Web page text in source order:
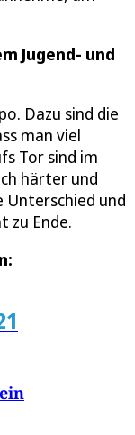
Jugend- und
Dazu sind die
man viel
Tor sind im
härter und
Unterschied und
zu Ende.